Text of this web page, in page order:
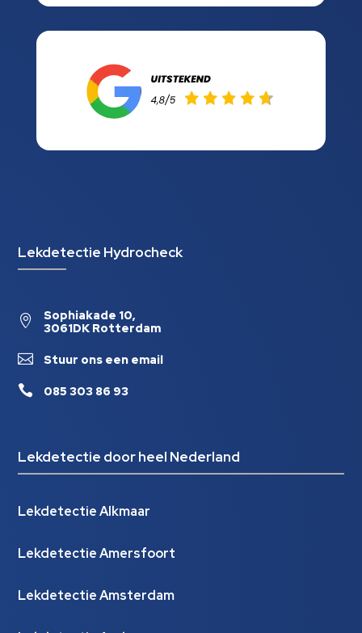
Lekdetectie Hydrocheck

Sophiakade 10,
3061DK Rotterdam
 Stuur ons een email
 085 303 86 93
Lekdetectie door heel Nederland
Lekdetectie Alkmaar
Lekdetectie Amersfoort
Lekdetectie Amsterdam